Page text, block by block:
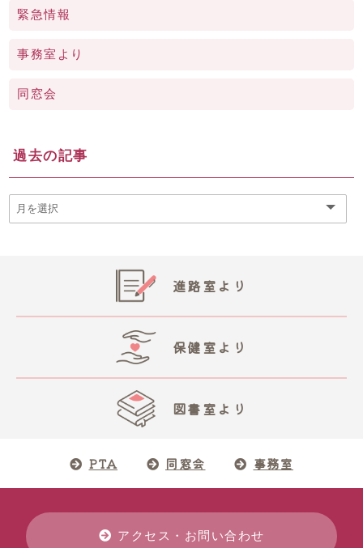
緊急情報
事務室より
同窓会
過去の記事
進路室より
保健室より
図書室より
PTA 同窓会 事務室
アクセス・お問い合わせ